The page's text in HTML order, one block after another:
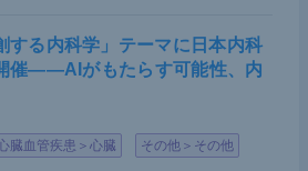
する内科学」テーマに日本内科
催――AIがもたらす可能性、内
臓血管疾患＞心臓 その他＞その他